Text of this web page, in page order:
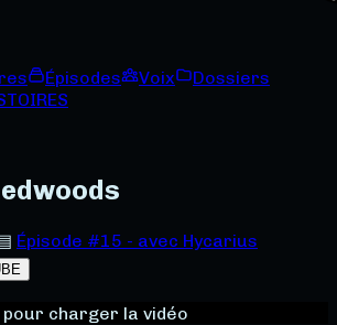
Épisodes Voix
Dossiers
Épisode #15 - avec Hycarius
pour charger la vidéo